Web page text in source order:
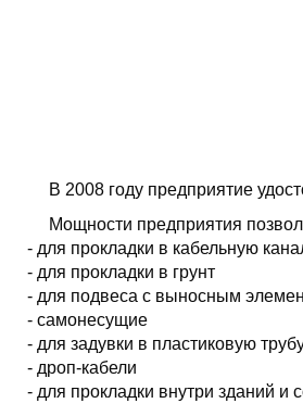
В 2008 году предприятие
Мощности предприятия
- для прокладки в кабельную
- для прокладки в грунт
- для подвеса с выносным
- самонесущие
- для задувки в пластиковую
- дроп-кабели
- для прокладки внутри зданий и